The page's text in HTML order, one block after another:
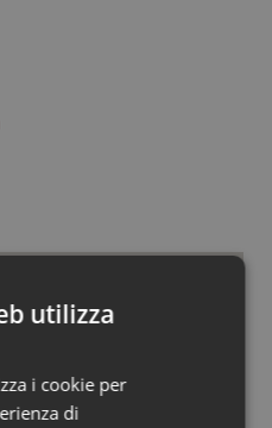
in
utilizza
i cookie per
di